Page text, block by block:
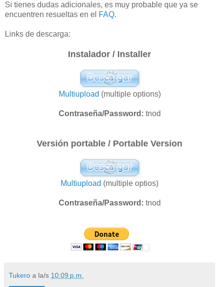
Si tienes dudas adicionales, es muy probable que ya se
encuentren resueltas en el FAQ.
Links de descarga:
Instalador / Installer
Multiupload (multiple options)
Contraseña/Password: tnod
Versión portable / Portable Version
Multiupload (multiple optios)
Contraseña/Password: tnod
Tukero a la/s 10:09 p.m.